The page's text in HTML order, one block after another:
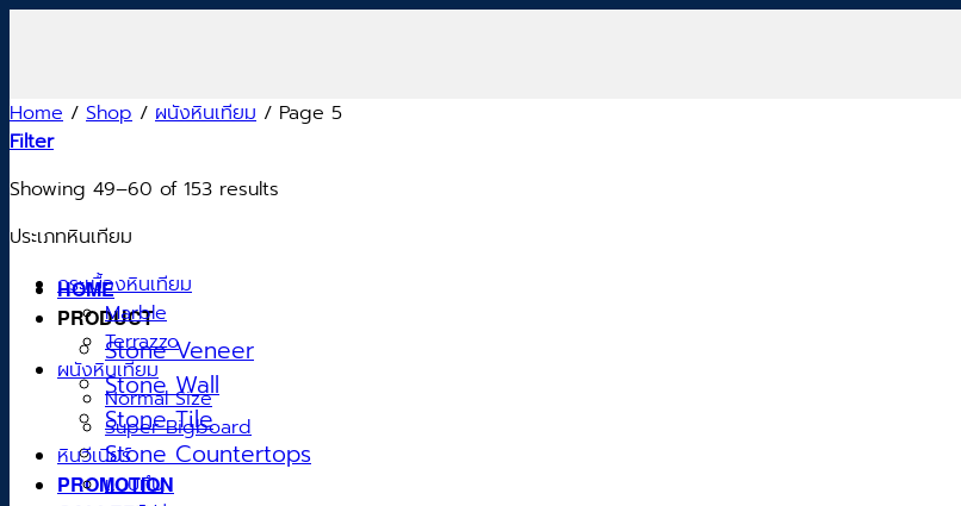
HOME
PRODUCT
Stone Veneer
Stone Wall
Stone Tile
Stone Countertops
PROMOTION
Home / Shop / ผนังหินเทียม / Page 5
Filter
Showing 49–60 of 153 results
ประเภทหินเทียม
กระเบื้องหินเทียม
Marble
Terrazzo
ผนังหินเทียม
Normal Size
Super Bigboard
หินวีเนียร์
แบบทึบ